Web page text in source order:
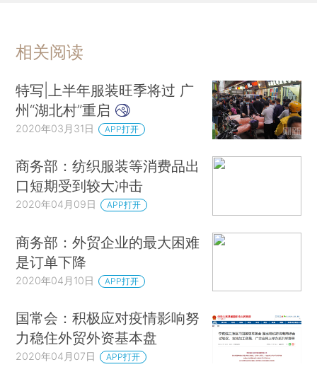
相关阅读
特写|上半年服装旺季将过 广
州“湖北村”重启
2020年03月31日 APP打开
商务部：纺织服装等消费品出
口短期受到较大冲击
2020年04月09日 APP打开
商务部：外贸企业的最大困难
是订单下降
2020年04月10日 APP打开
国常会：积极应对疫情影响努
力稳住外贸外资基本盘
2020年04月07日 APP打开